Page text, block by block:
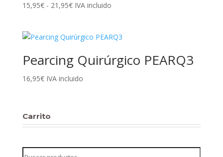
15,95€ - 21,95€Rango
desde
15,95€
hasta
21,95€
IVA incluido
Pearcing Quirúrgico PEARQ3
16,95€ IVA incluido
Carrito